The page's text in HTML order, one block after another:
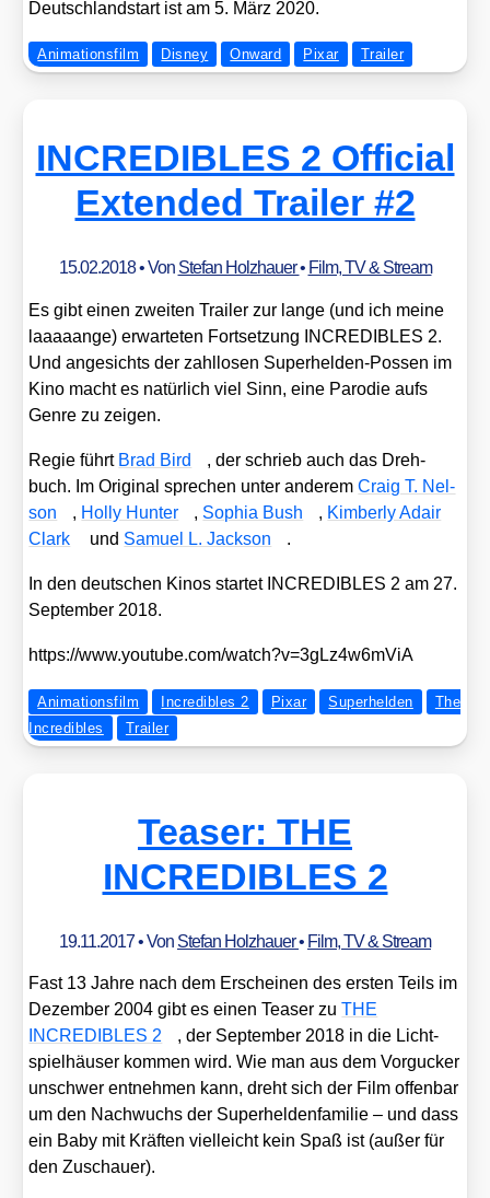
Deutsch­land­start ist am 5. März 2020.
Animationsfilm Disney Onward Pixar Trailer
INCREDIBLES 2 Official
Extended Trailer #2
15.02.2018• Von Stefan Holzhauer• Film, TV & Stream
Es gibt einen zwei­ten Trai­ler zur lan­ge (und ich mei­ne
laaaaan­ge) erwar­te­ten Fort­set­zung INCREDIBLES 2.
Und ange­sichts der zahl­lo­sen Super­hel­den-Pos­sen im
Kino macht es natür­lich viel Sinn, eine Par­odie aufs
Gen­re zu zei­gen.
Regie führt Brad Bird
, der schrieb auch das Dreh­
buch. Im Ori­gi­nal spre­chen unter ande­remCraig T. Nel­
son
, Hol­ly Hun­ter , Sophia Bush , Kim­ber­ly Adair
Clark
und Samu­el L. Jack­son .
In den deut­schen Kinos star­tet INCREDIBLES 2 am 27.
Sep­tem­ber 2018.
https://​www​.you​tube​.com/​w​a​t​c​h​?​v​=​3​g​L​z​4​w​6​m​ViA
Animationsfilm Incredibles 2 Pixar Superhelden
The
Incredibles
Trailer
Teaser: THE
INCREDIBLES 2
19.11.2017• Von Stefan Holzhauer• Film, TV & Stream
Fast 13 Jah­re nach dem Erschei­nen des ers­ten Teils im
Dezem­ber 2004 gibt es einen Teaser zuTHE
INCREDIBLES 2
, der Sep­tem­ber 2018 in die Licht­
spiel­häu­ser kom­men wird. Wie man aus dem Vor­gu­cker
unschwer ent­neh­men kann, dreht sich der Film offen­bar
um den Nach­wuchs der Super­hel­den­fa­mi­lie – und dass
ein Baby mit Kräf­ten viel­leicht kein Spaß ist (außer für
den Zuschau­er).